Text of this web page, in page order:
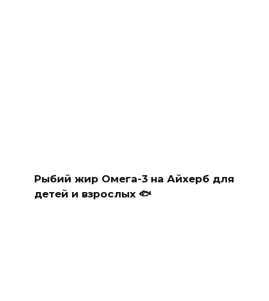
Рыбий жир Омега-3 на Айхерб для
детей и взрослых 🐟